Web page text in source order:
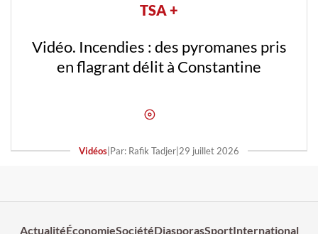
TSA +
Vidéo. Incendies : des pyromanes pris
en flagrant délit à Constantine
Vidéos Par: Rafik Tadjer 29 juillet 2026
ActualitéÉconomieSociétéDiasporasSportInternational